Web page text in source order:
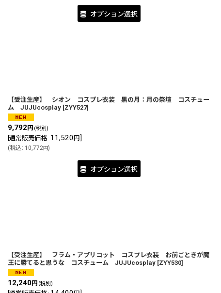
オプション選択
【受注生産】 シオン コスプレ衣装 黒の月：月の祭壇 コスチュー
ム JUJUcosplay [ZYY527]
9,792 円 (税別)
通常販売価格: 11,520 円]
(税込: 10,772円)
オプション選択
【受注生産】 フラム・アプリコット コスプレ衣装 お前ごときが魔
王に勝てると思うな コスチューム JUJUcosplay [ZYY530]
12,240円 (税別)